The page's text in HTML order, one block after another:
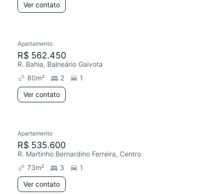
Ver contato
Chegou este mês
Apartamento
R$ 562.450
R. Bahia, Balneário Gaivota
80m² 2
1
Ver contato
Chegou este mês
Apartamento
R$ 535.600
R. Martinho Bernardino Ferreira, Centro
73m² 3
1
Ver contato